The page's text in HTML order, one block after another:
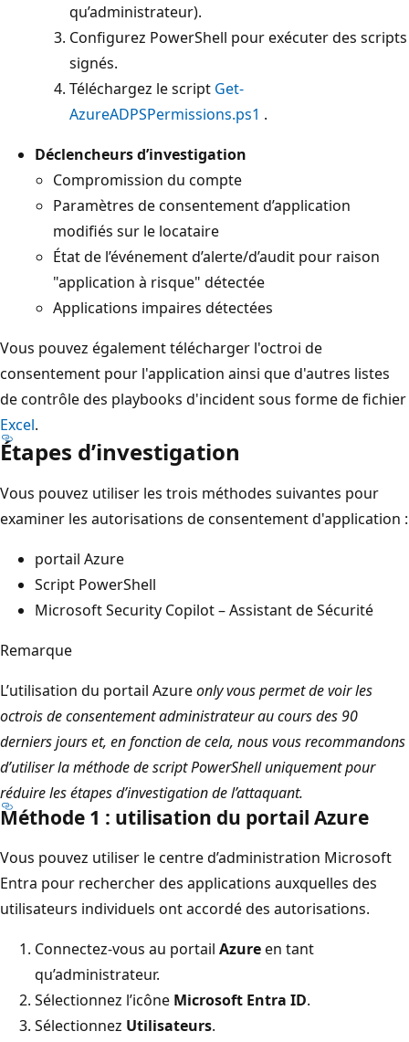
qu’administrateur).
Configurez PowerShell pour exécuter des scripts
signés.
Téléchargez le script Get-
AzureADPSPermissions.ps1 .
Déclencheurs d’investigation
Compromission du compte
Paramètres de consentement d’application
modifiés sur le locataire
État de l’événement d’alerte/d’audit pour raison
"application à risque" détectée
Applications impaires détectées
Vous pouvez également télécharger l'octroi de
consentement pour l'application ainsi que d'autres listes
de contrôle des playbooks d'incident sous forme de fichier
Excel.
Étapes d’investigation
Vous pouvez utiliser les trois méthodes suivantes pour
examiner les autorisations de consentement d'application :
portail Azure
Script PowerShell
Microsoft Security Copilot – Assistant de Sécurité
Remarque
L’utilisation du portail Azureonly vous permet de voir les
octrois de consentement administrateur au cours des 90
derniers jours et, en fonction de cela, nous vous recommandons
d’utiliser la méthode de script PowerShell uniquement pour
réduire les étapes d’investigation de l’attaquant.
Méthode 1 : utilisation du portail Azure
Vous pouvez utiliser le centre d’administration Microsoft
Entra pour rechercher des applications auxquelles des
utilisateurs individuels ont accordé des autorisations.
Connectez-vous au portail Azureen tant
qu’administrateur.
Sélectionnez l’icône Microsoft Entra ID.
Sélectionnez Utilisateurs.